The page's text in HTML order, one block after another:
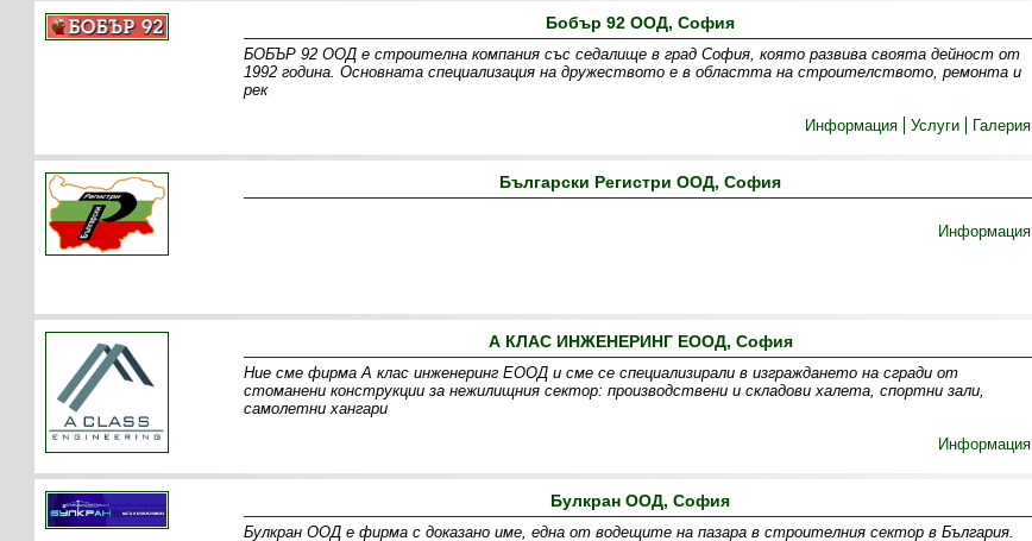
Бобър 92 ООД, София
БОБЪР 92 ООД е строителна компания със седалище в град София, която развива своята дейност от
1992 година. Основната специализация на дружеството е в областта на строителството, ремонта и
рек
Информация
Услуги Галерия
Български Регистри ООД, София
Информация
А КЛАС ИНЖЕНЕРИНГ ЕООД, София
Ние сме фирма А клас инженеринг ЕООД и сме се специализирали в изграждането на сгради от
стоманени конструкции за нежилищния сектор: производствени и складови халета, спортни зали,
самолетни хангари
Информация
Булкран ООД, София
Булкран ООД е фирма с доказано име, една от водещите на пазара в строителния сектор в България.